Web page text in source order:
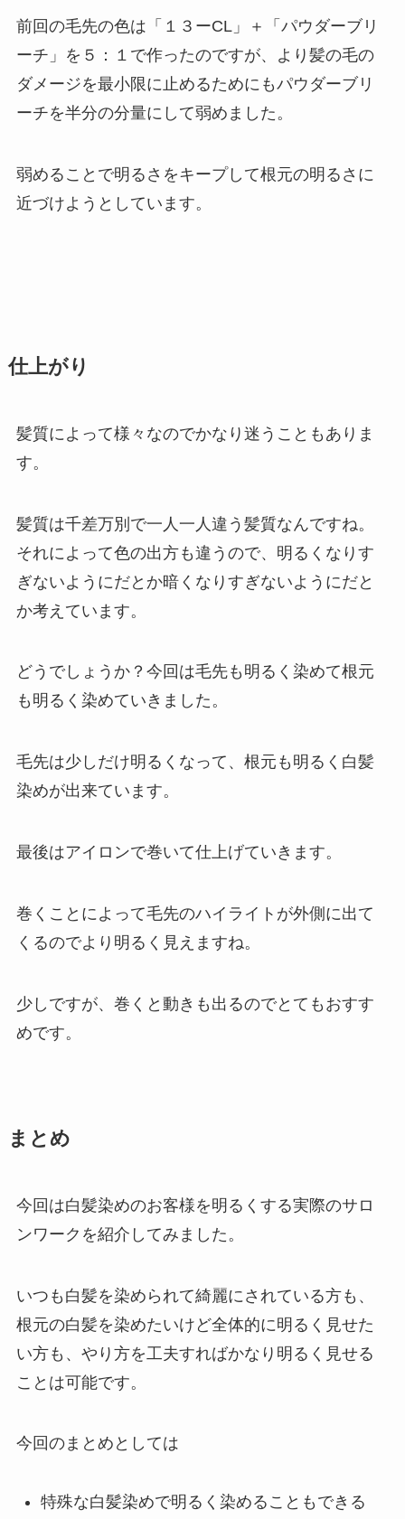
前回の毛先の色は「１３ーCL」＋「パウダーブリ
ーチ」を５：１で作ったのですが、より髪の毛の
ダメージを最小限に止めるためにもパウダーブリ
ーチを半分の分量にして弱めました。
弱めることで明るさをキープして根元の明るさに
近づけようとしています。
仕上がり
髪質によって様々なのでかなり迷うこともありま
す。
髪質は千差万別で一人一人違う髪質なんですね。
それによって色の出方も違うので、明るくなりす
ぎないようにだとか暗くなりすぎないようにだと
か考えています。
どうでしょうか？今回は毛先も明るく染めて根元
も明るく染めていきました。
毛先は少しだけ明るくなって、根元も明るく白髪
染めが出来ています。
最後はアイロンで巻いて仕上げていきます。
巻くことによって毛先のハイライトが外側に出て
くるのでより明るく見えますね。
少しですが、巻くと動きも出るのでとてもおすす
めです。
まとめ
今回は白髪染めのお客様を明るくする実際のサロ
ンワークを紹介してみました。
いつも白髪を染められて綺麗にされている方も、
根元の白髪を染めたいけど全体的に明るく見せた
い方も、やり方を工夫すればかなり明るく見せる
ことは可能です。
今回のまとめとしては
特殊な白髪染めで明るく染めることもできる